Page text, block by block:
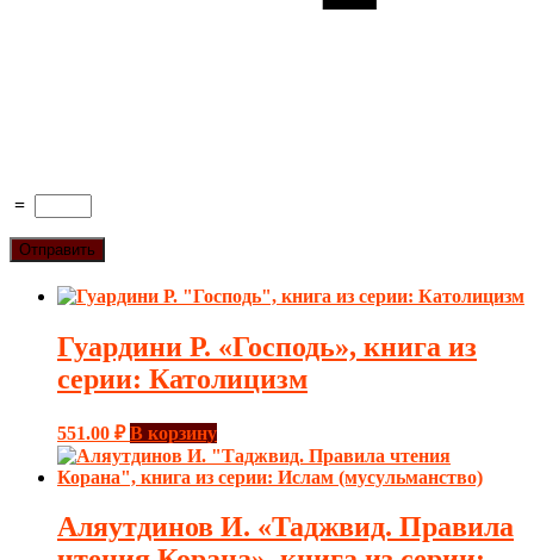
=
Гуардини Р. «Господь», книга из
серии: Католицизм
551.00 ₽ В корзину
Аляутдинов И. «Таджвид. Правила